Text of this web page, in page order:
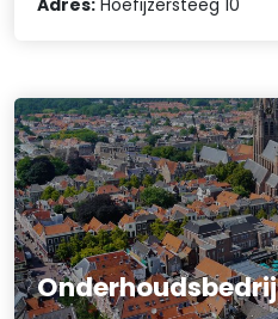
Adres: Hoefijzersteeg 10